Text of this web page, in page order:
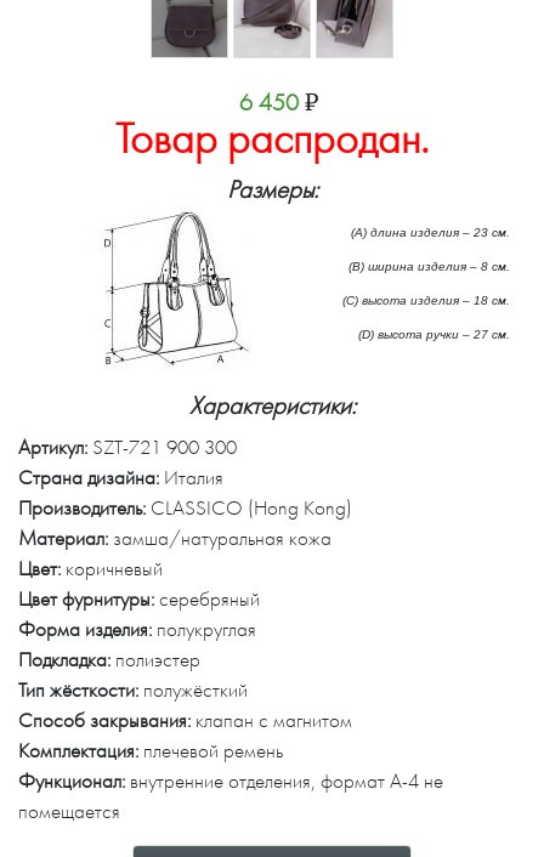
6 450₽
Товар распродан.
Размеры:
(А) длина изделия – 23 см.
(B) ширина изделия – 8 см.
(C) высота изделия – 18 см.
(D) высота ручки – 27 см.
Характеристики:
Артикул: SZT-721 900 300
Страна дизайна: Италия
Производитель: CLASSICO (Hong Kong)
Материал: замша/натуральная кожа
Цвет: коричневый
Цвет фурнитуры: серебряный
Форма изделия: полукруглая
Подкладка: полиэстер
Тип жёсткости: полужёсткий
Способ закрывания: клапан с магнитом
Комплектация: плечевой ремень
Функционал: внутренние отделения, формат А-4 не
помещается